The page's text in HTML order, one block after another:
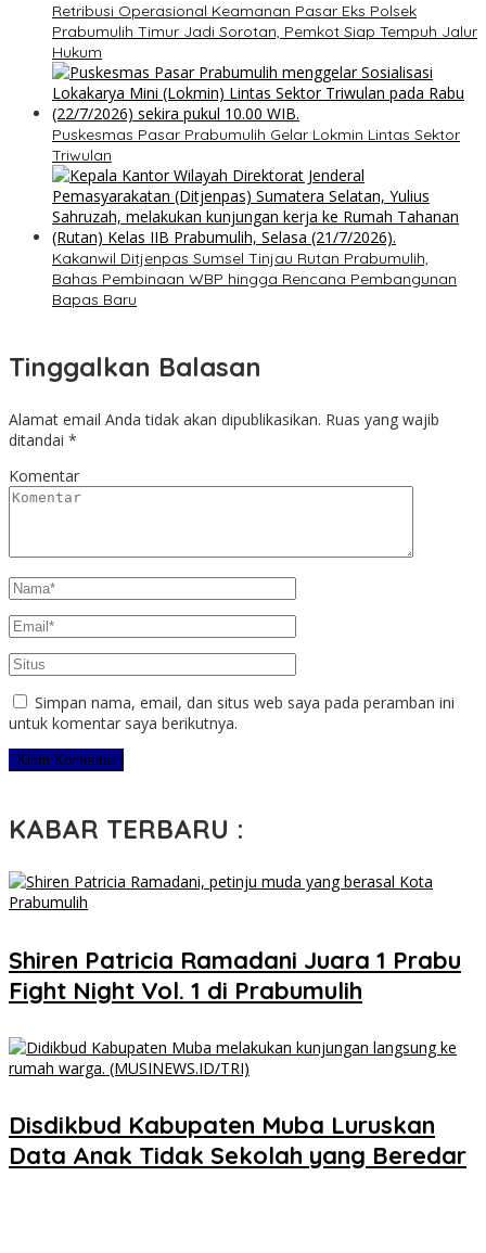
Retribusi Operasional Keamanan Pasar Eks Polsek
Prabumulih Timur Jadi Sorotan, Pemkot Siap Tempuh Jalur
Hukum
Puskesmas Pasar Prabumulih Gelar Lokmin Lintas Sektor
Triwulan
Kakanwil Ditjenpas Sumsel Tinjau Rutan Prabumulih,
Bahas Pembinaan WBP hingga Rencana Pembangunan
Bapas Baru
Tinggalkan Balasan
Alamat email Anda tidak akan dipublikasikan. Ruas yang wajib
ditandai *
Komentar
Simpan nama, email, dan situs web saya pada peramban ini
untuk komentar saya berikutnya.
KABAR TERBARU :
Shiren Patricia Ramadani Juara 1 Prabu
Fight Night Vol. 1 di Prabumulih
Disdikbud Kabupaten Muba Luruskan
Data Anak Tidak Sekolah yang Beredar